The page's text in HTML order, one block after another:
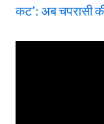
कट’: अब चपरासी